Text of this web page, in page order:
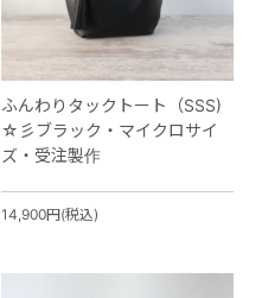
ふんわりタックトート（SSS)
☆彡ブラック・マイクロサイ
ズ・受注製作
14,900円(税込)